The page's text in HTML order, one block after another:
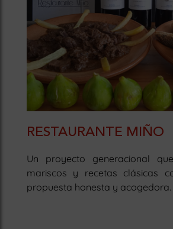
RESTAURANTE MIÑO
Un proyecto generacional
mariscos y recetas clásicas
propuesta honesta y acogedora.